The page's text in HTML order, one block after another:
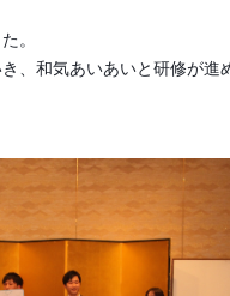
。
和気あいあいと研修が進